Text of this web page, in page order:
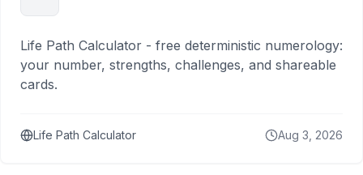
Life Path Calculator - free deterministic numerology:
your number, strengths, challenges, and shareable
cards.
Life Path Calculator Aug 3, 2026